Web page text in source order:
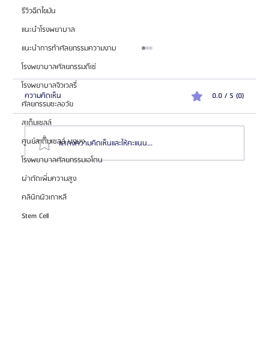
รีวิวฉีดไขมัน
แนะนำโรงพยาบาล
แนะนำการทำศัลยกรรมความงาม
โรงพยาบาลศัลยกรรมดีเซ่
โรงพยาบาลจิวเวลรี่
ศัลยกรรมชะลอวัย
สเต็มเซลล์
ศูนย์สเต็มเซลล์ บงบง
โรงพยาบาลศัลยกรรมเอโตน
ผ่าตัดเพิ่มความสูง
คลินิกผิวเกาหลี
Stem Cell
สุขภาพลึก
ความคิดเห็น 0.0 / 5 (0)
แสดงความคิดเห็นและให้คะแนน...